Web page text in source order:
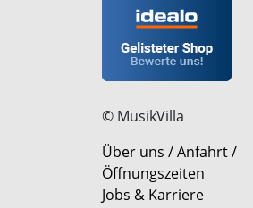
© MusikVilla
Über uns / Anfahrt /
Öffnungszeiten
Jobs & Karriere